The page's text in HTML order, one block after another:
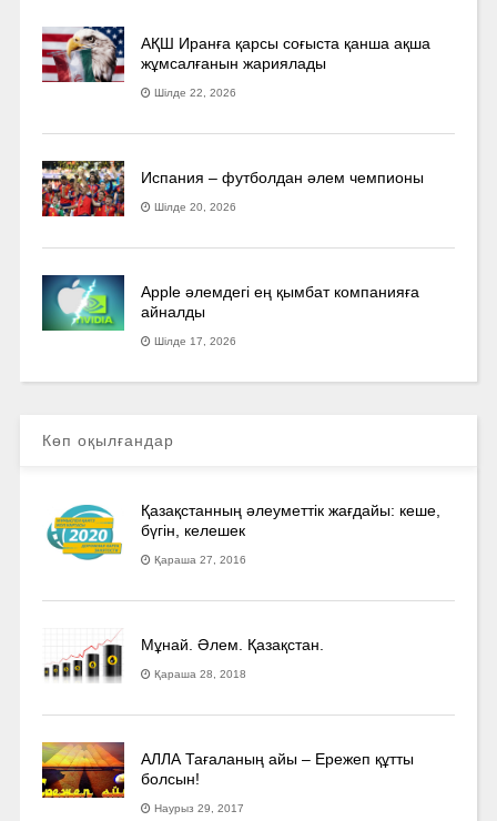
АҚШ Иранға қарсы соғыста қанша ақша
жұмсалғанын жариялады
Шілде 22, 2026
Испания – футболдан әлем чемпионы
Шілде 20, 2026
Apple әлемдегі ең қымбат компанияға
айналды
Шілде 17, 2026
Көп оқылғандар
Қазақстанның әлеуметтік жағдайы: кеше,
бүгін, келешек
Қараша 27, 2016
Мұнай. Әлем. Қазақстан.
Қараша 28, 2018
АЛЛА Тағаланың айы – Ережеп құтты
болсын!
Наурыз 29, 2017